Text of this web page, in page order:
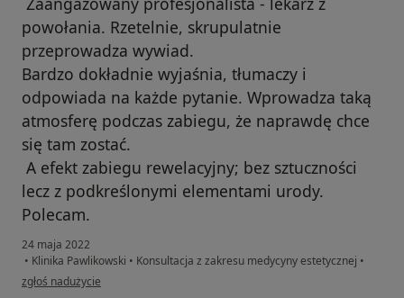
powołania. Rzetelnie, skrupulatnie
przeprowadza wywiad.
Bardzo dokładnie wyjaśnia, tłumaczy i
odpowiada na każde pytanie. Wprowadza taką
atmosferę podczas zabiegu, że naprawdę chce
się tam zostać.
A efekt zabiegu rewelacyjny; bez sztuczności
lecz z podkreślonymi elementami urody.
Polecam.
24 maja 2022
• Klinika Pawlikowski • Konsultacja z zakresu medycyny estetycznej •
w opinii użytkownika Anna S
zgłoś nadużycie